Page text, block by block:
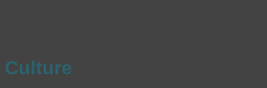
Culture